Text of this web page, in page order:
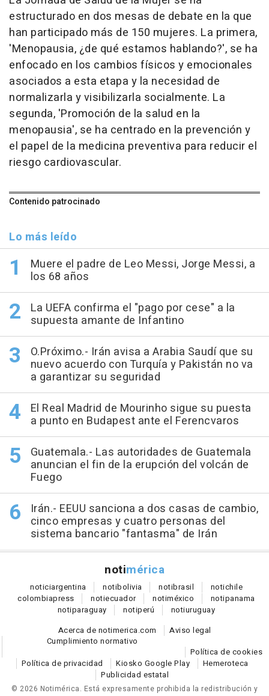
estructurado en dos mesas de debate en la que
han participado más de 150 mujeres. La primera,
'Menopausia, ¿de qué estamos hablando?', se ha
enfocado en los cambios físicos y emocionales
asociados a esta etapa y la necesidad de
normalizarla y visibilizarla socialmente. La
segunda, 'Promoción de la salud en la
menopausia', se ha centrado en la prevención y
el papel de la medicina preventiva para reducir el
riesgo cardiovascular.
Contenido patrocinado
Lo más leído
Muere el padre de Leo Messi, Jorge Messi, a
los 68 años
La UEFA confirma el "pago por cese" a la
supuesta amante de Infantino
O.Próximo.- Irán avisa a Arabia Saudí que su
nuevo acuerdo con Turquía y Pakistán no va
a garantizar su seguridad
El Real Madrid de Mourinho sigue su puesta
a punto en Budapest ante el Ferencvaros
Guatemala.- Las autoridades de Guatemala
anuncian el fin de la erupción del volcán de
Fuego
Irán.- EEUU sanciona a dos casas de cambio,
cinco empresas y cuatro personas del
sistema bancario "fantasma" de Irán
notimérica
noticiargentina notibolivia notibrasil notichile
colombiapress notiecuador notiméxico notipanama
notiparaguay notiperú notiuruguay
Acerca de notimerica.com
Aviso legal
Cumplimiento normativo
Política de cookies
Política de privacidad
Kiosko Google Play
Hemeroteca
Publicidad estatal
© 2026 Notimérica. Está expresamente prohibida la redistribución y